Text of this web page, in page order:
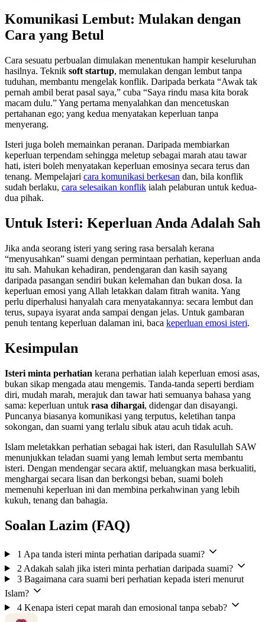
Komunikasi Lembut: Mulakan dengan
Cara yang Betul
Cara sesuatu perbualan dimulakan menentukan hampir keseluruhan
hasilnya. Teknik soft startup, memulakan dengan lembut tanpa
tuduhan, membantu mengelak konflik. Daripada berkata “Awak tak
pernah ambil berat pasal saya,” cuba “Saya rindu masa kita borak
macam dulu.” Yang pertama menyalahkan dan mencetuskan
pertahanan ego; yang kedua menyatakan keperluan tanpa
menyerang.
Isteri juga boleh memainkan peranan. Daripada membiarkan
keperluan terpendam sehingga meletup sebagai marah atau tawar
hati, isteri boleh menyatakan keperluan emosinya secara terus dan
tenang. Mempelajari cara komunikasi berkesan dan, bila konflik
sudah berlaku, cara selesaikan konflik ialah pelaburan untuk kedua-
dua pihak.
Untuk Isteri: Keperluan Anda Adalah Sah
Jika anda seorang isteri yang sering rasa bersalah kerana
“menyusahkan” suami dengan permintaan perhatian, keperluan anda
itu sah. Mahukan kehadiran, pendengaran dan kasih sayang
daripada pasangan sendiri bukan kelemahan dan bukan dosa. Ia
keperluan emosi yang Allah letakkan dalam fitrah wanita. Yang
perlu diperhalusi hanyalah cara menyatakannya: secara lembut dan
terus, supaya isyarat anda sampai dengan jelas. Untuk gambaran
penuh tentang keperluan dalaman ini, baca keperluan emosi isteri.
Kesimpulan
Isteri minta perhatian kerana perhatian ialah keperluan emosi asas,
bukan sikap mengada atau mengemis. Tanda-tanda seperti berdiam
diri, mudah marah, merajuk dan tawar hati semuanya bahasa yang
sama: keperluan untuk rasa dihargai, didengar dan disayangi.
Puncanya biasanya komunikasi yang terputus, keletihan tanpa
sokongan, dan suami yang terlalu sibuk atau acuh tidak acuh.
Islam meletakkan perhatian sebagai hak isteri, dan Rasulullah SAW
menunjukkan teladan suami yang lemah lembut serta membantu
isteri. Dengan mendengar secara aktif, meluangkan masa berkualiti,
menghargai secara lisan dan berkongsi beban, suami boleh
memenuhi keperluan ini dan membina perkahwinan yang lebih
kukuh, tenang dan bahagia.
Soalan Lazim (FAQ)
1 Apa tanda isteri minta perhatian daripada suami?
2 Adakah salah jika isteri minta perhatian daripada suami?
3 Bagaimana cara suami beri perhatian kepada isteri menurut
Islam?
4 Kenapa isteri cepat marah dan emosional tanpa sebab?